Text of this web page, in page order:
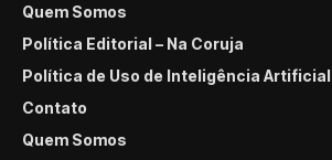
Quem Somos
Política Editorial – Na Coruja
Política de Uso de Inteligência Artificial
Contato
Quem Somos